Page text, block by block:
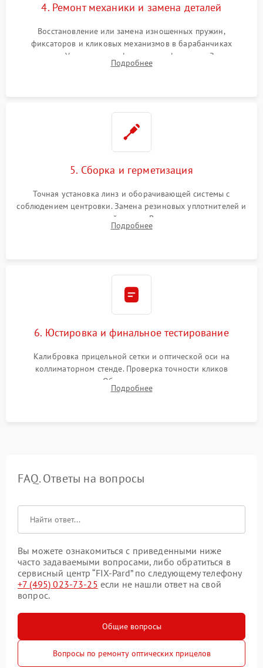
4. Ремонт механики и замена деталей
Восстановление или замена изношенных пружин,
фиксаторов и кликовых механизмов в барабанчиках
поправок. Устранение люфтов в трансфокаторе. Замена
поврежденных линз, разбитой сетки или восстановление
Подробнее
5. Сборка и герметизация
Точная установка линз и оборачивающей системы с
соблюдением центровки. Замена резиновых уплотнителей и
нанесение влагозащитной смазки. Вакуумирование корпуса
и заполнение его осушенным азотом или аргоном для
Подробнее
6. Юстировка и финальное тестирование
Калибровка прицельной сетки и оптической оси на
коллиматорном стенде. Проверка точности кликов
механизма поправок. Обязательное испытание прицела на
ударном стенде для проверки устойчивости к отдаче и
Подробнее
FAQ. Ответы на вопросы
Вы можете ознакомиться с приведенными ниже
часто задаваемыми вопросами, либо обратиться в
сервисный центр “FIX-Pard” по следующему телефону
+7 (495) 023-73-25 если не нашли ответ на свой
вопрос.
Общие вопросы
Вопросы по ремонту оптических прицелов